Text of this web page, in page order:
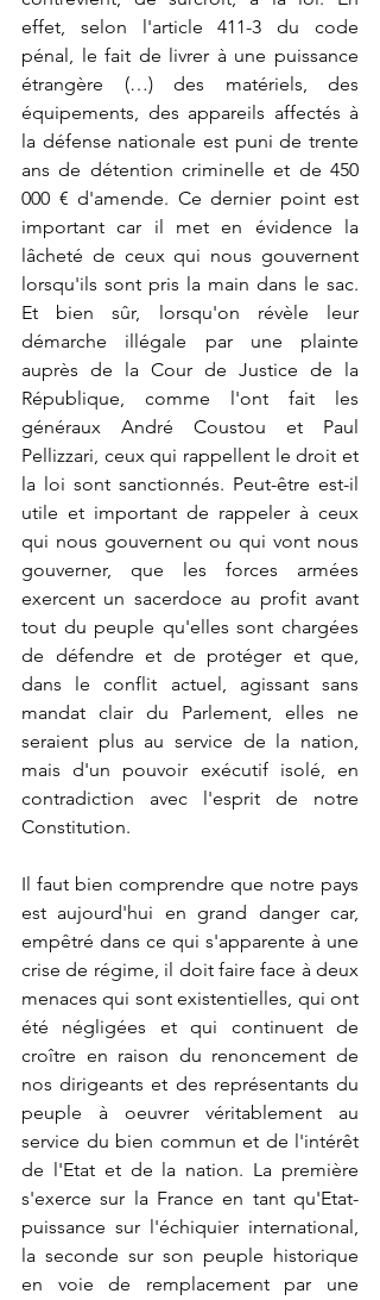
effet, selon l'article 411-3 du code
pénal, le fait de livrer à une puissance
étrangère (…) des matériels, des
équipements, des appareils affectés à
la défense nationale est puni de trente
ans de détention criminelle et de 450
000 € d'amende. Ce dernier point est
important car il met en évidence la
lâcheté de ceux qui nous gouvernent
lorsqu'ils sont pris la main dans le sac.
Et bien sûr, lorsqu'on révèle leur
démarche illégale par une plainte
auprès de la Cour de Justice de la
République, comme l'ont fait les
généraux André Coustou et Paul
Pellizzari, ceux qui rappellent le droit et
la loi sont sanctionnés. Peut-être est-il
utile et important de rappeler à ceux
qui nous gouvernent ou qui vont nous
gouverner, que les forces armées
exercent un sacerdoce au profit avant
tout du peuple qu'elles sont chargées
de défendre et de protéger et que,
dans le conflit actuel, agissant sans
mandat clair du Parlement, elles ne
seraient plus au service de la nation,
mais d'un pouvoir exécutif isolé, en
contradiction avec l'esprit de notre
Constitution.
Il faut bien comprendre que notre pays
est aujourd'hui en grand danger car,
empêtré dans ce qui s'apparente à une
crise de régime, il doit faire face à deux
menaces qui sont existentielles, qui ont
été négligées et qui continuent de
croître en raison du renoncement de
nos dirigeants et des représentants du
peuple à oeuvrer véritablement au
service du bien commun et de l'intérêt
de l'Etat et de la nation. La première
s'exerce sur la France en tant qu'Etat-
puissance sur l'échiquier international,
la seconde sur son peuple historique
en voie de remplacement par une